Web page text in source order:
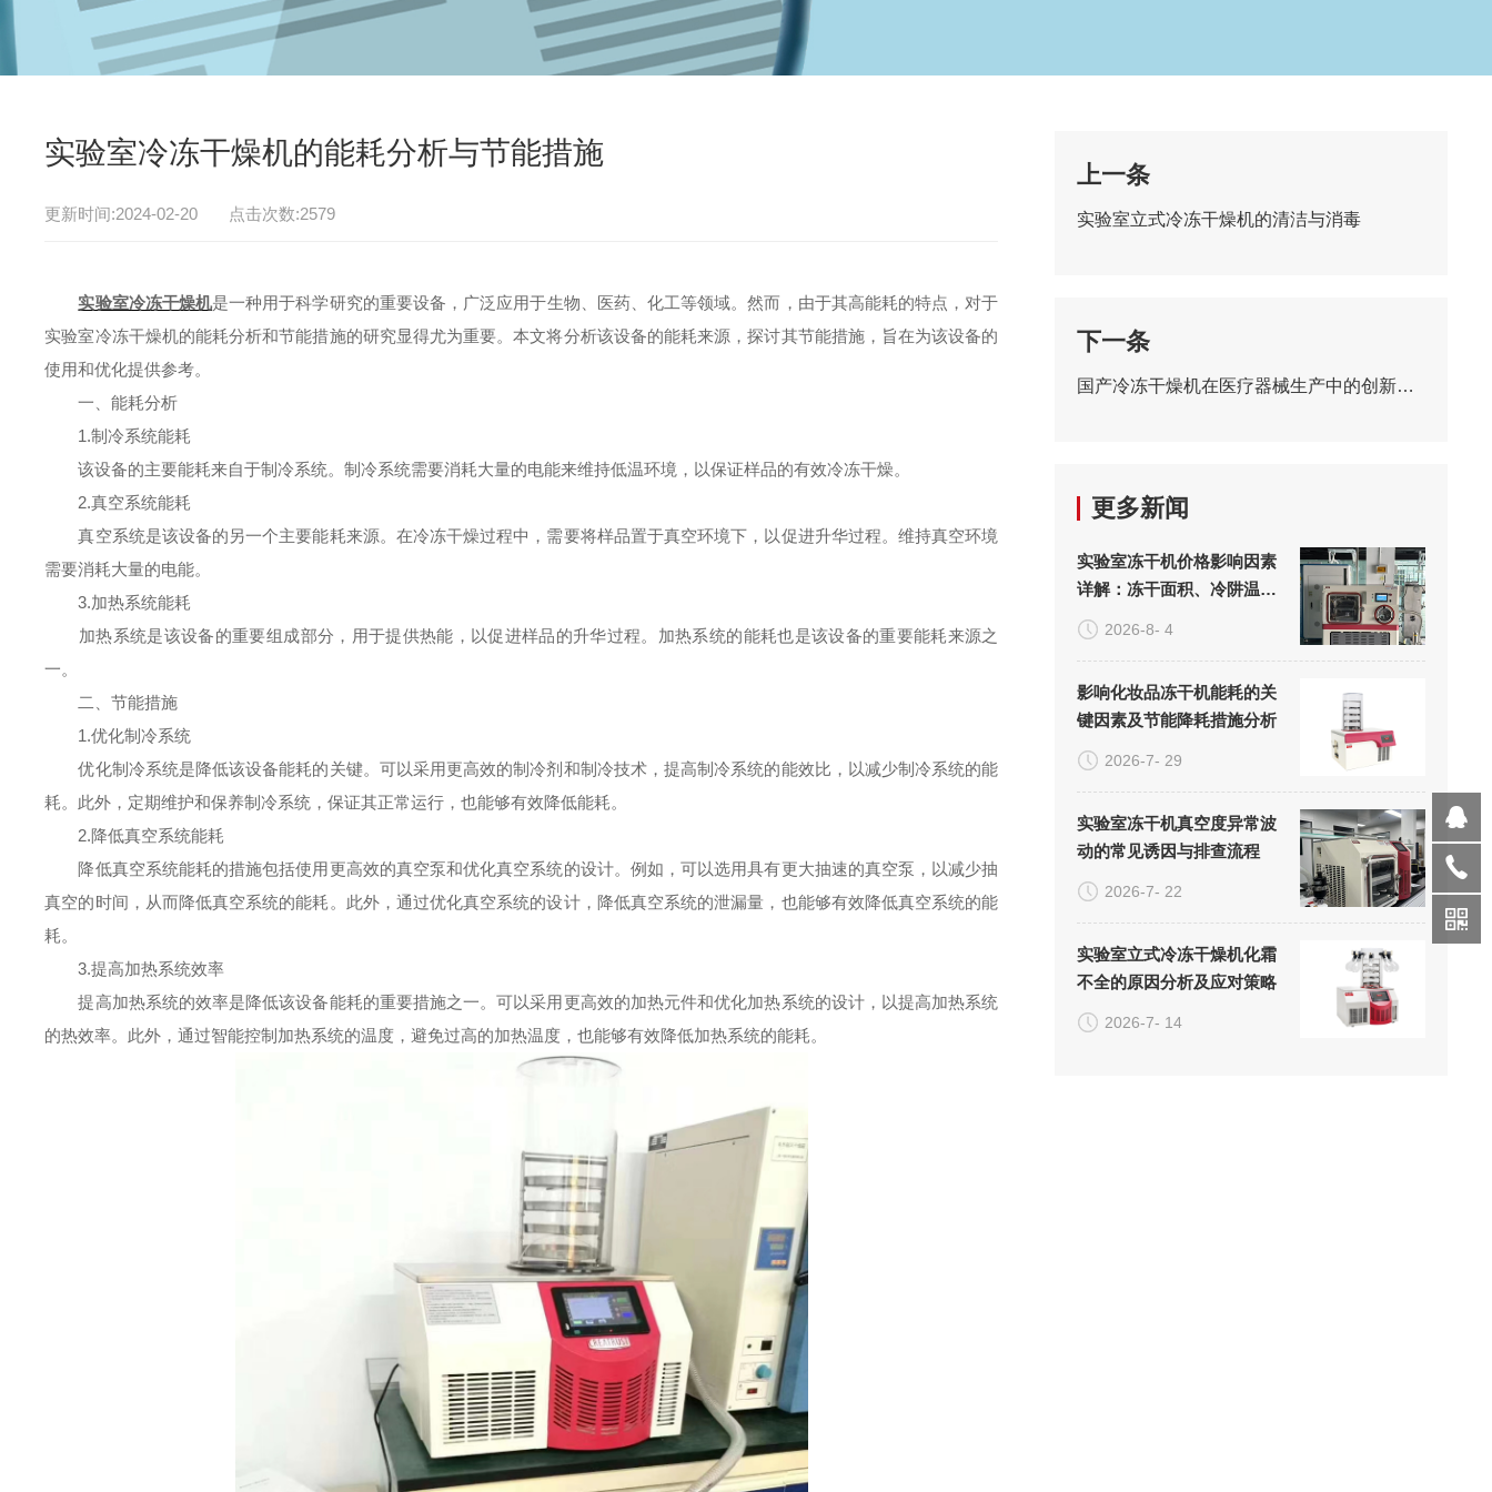
实验室冷冻干燥机的能耗分析与节能措施
更新时间:2024-02-20 点击次数:2579
实验室冷冻干燥机是一种用于科学研究的重要设备，广泛应用于生物、医药、化工等领域。然而，由于其高能耗的特点，对于
实验室冷冻干燥机的能耗分析和节能措施的研究显得尤为重要。本文将分析该设备的能耗来源，探讨其节能措施，旨在为该设备的
使用和优化提供参考。
一、能耗分析
1.制冷系统能耗
该设备的主要能耗来自于制冷系统。制冷系统需要消耗大量的电能来维持低温环境，以保证样品的有效冷冻干燥。
2.真空系统能耗
真空系统是该设备的另一个主要能耗来源。在冷冻干燥过程中，需要将样品置于真空环境下，以促进升华过程。维持真空环境
需要消耗大量的电能。
3.加热系统能耗
加热系统是该设备的重要组成部分，用于提供热能，以促进样品的升华过程。加热系统的能耗也是该设备的重要能耗来源之
一。
二、节能措施
1.优化制冷系统
优化制冷系统是降低该设备能耗的关键。可以采用更高效的制冷剂和制冷技术，提高制冷系统的能效比，以减少制冷系统的能
耗。此外，定期维护和保养制冷系统，保证其正常运行，也能够有效降低能耗。
2.降低真空系统能耗
降低真空系统能耗的措施包括使用更高效的真空泵和优化真空系统的设计。例如，可以选用具有更大抽速的真空泵，以减少抽
真空的时间，从而降低真空系统的能耗。此外，通过优化真空系统的设计，降低真空系统的泄漏量，也能够有效降低真空系统的能
耗。
3.提高加热系统效率
提高加热系统的效率是降低该设备能耗的重要措施之一。可以采用更高效的加热元件和优化加热系统的设计，以提高加热系统
的热效率。此外，通过智能控制加热系统的温度，避免过高的加热温度，也能够有效降低加热系统的能耗。
上一条
实验室立式冷冻干燥机的清洁与消毒
下一条
国产冷冻干燥机在医疗器械生产中的创新与发展
更多新闻
实验室冻干机价格影响因素
详解：冻干面积、冷阱温度
与真空系统的成本构成
2026-8- 4
影响化妆品冻干机能耗的关
键因素及节能降耗措施分析
2026-7- 29
实验室冻干机真空度异常波
动的常见诱因与排查流程
2026-7- 22
实验室立式冷冻干燥机化霜
不全的原因分析及应对策略
2026-7- 14